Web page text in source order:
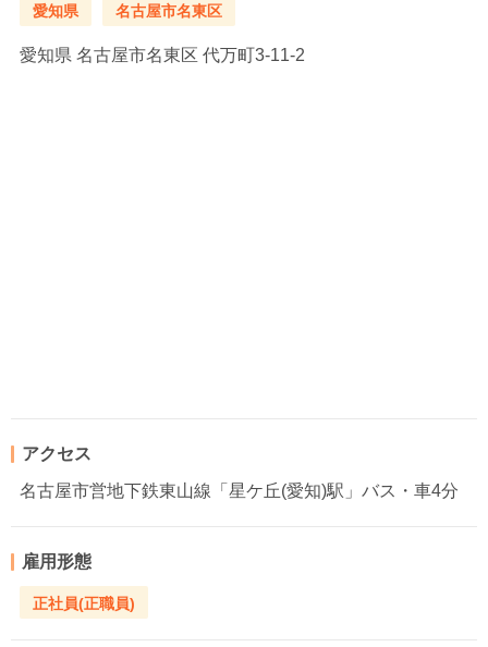
愛知県 名古屋市名東区
愛知県 名古屋市名東区 代万町3-11-2
アクセス
名古屋市営地下鉄東山線「星ケ丘(愛知)駅」バス・車4分
雇用形態
正社員(正職員)